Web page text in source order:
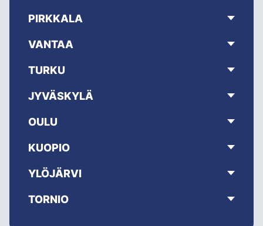
PIRKKALA
VANTAA
TURKU
JYVÄSKYLÄ
OULU
KUOPIO
YLÖJÄRVI
TORNIO